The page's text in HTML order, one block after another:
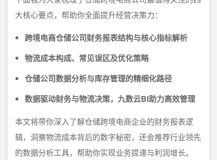
大核心要点，帮助你全面提升经营决策力：
跨境电商仓储公司财务报表结构与核心指标解析
物流成本构成、常见误区及优化策略
仓储公司数据分析与库存管理的精细化路径
数据驱动财务与物流决策，九数云BI助力高效管理
本文将带你深入了解仓储跨境电商企业的财务报表逻
辑，洞察物流成本背后的数字秘密，还会推荐行业领先
的数据分析工具，帮助你实现业务提速与利润增长。